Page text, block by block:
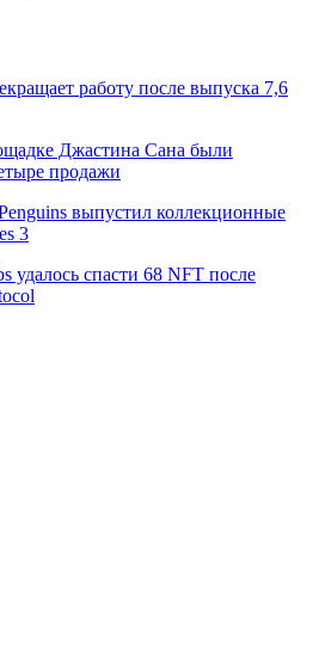
работу после выпуска 7,6
Джастина Сана были
продажи
выпустил коллекционные
3
удалось спасти 68 NFT после